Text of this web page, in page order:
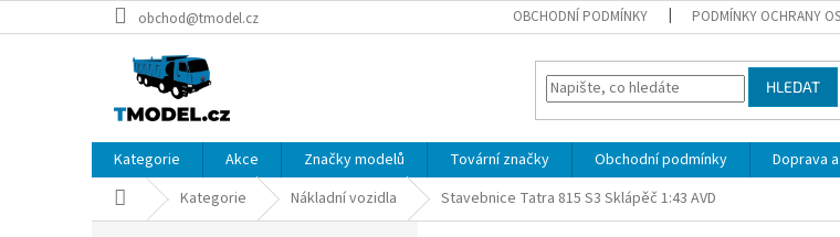
na
obchod@tmodel.cz OBCHODNÍ PODMÍNKY PODMÍNKY OCHRANY
HLEDAT
Kategorie Akce Značky modelů Tovární značky Obchodní podmínky Doprava
Domů Kategorie Nákladní vozidla Stavebnice Tatra 815 S3 Sklápěč 1:43 AVD